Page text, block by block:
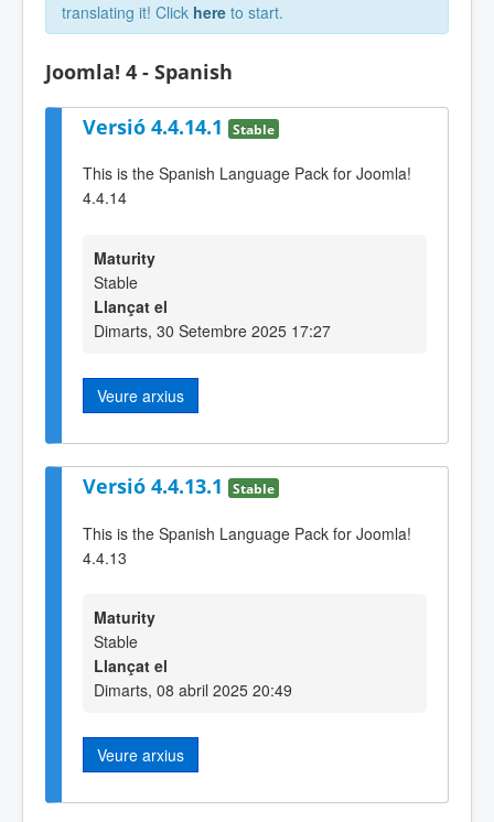
translating it! Click here to start.
Joomla! 4 - Spanish
Versió 4.4.14.1 Stable
This is the Spanish Language Pack for Joomla!
4.4.14
Maturity
Stable
Llançat el
Dimarts, 30 Setembre 2025 17:27
Veure arxius
Versió 4.4.13.1 Stable
This is the Spanish Language Pack for Joomla!
4.4.13
Maturity
Stable
Llançat el
Dimarts, 08 abril 2025 20:49
Veure arxius